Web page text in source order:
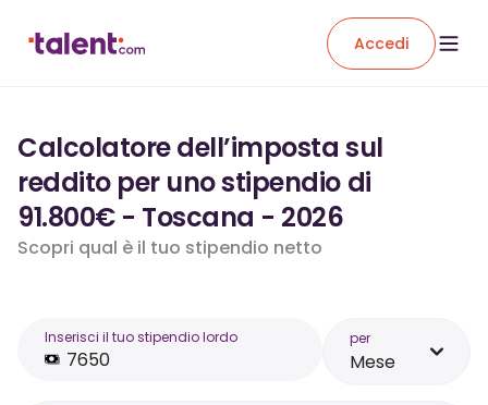
Accedi
Calcolatore dell’imposta sul
reddito per uno stipendio di
91.800€ - Toscana - 2026
Scopri qual è il tuo stipendio netto
Inserisci il tuo stipendio lordo per
Mese